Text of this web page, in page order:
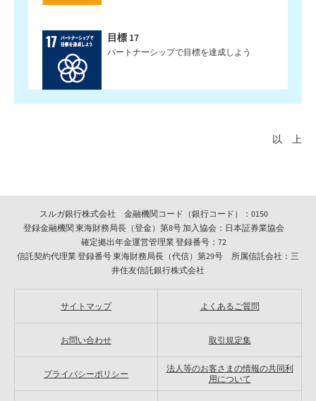
目標 17
パートナーシップで目標を達成しよう
以 上
スルガ銀行株式会社 金融機関コード（銀行コード）：0150
登録金融機関 東海財務局長（登金）第8号 加入協会：日本証券業協会
確定拠出年金運営管理業 登録番号：72
信託契約代理業 登録番号 東海財務局長（代信）第29号 所属信託会社：三
井住友信託銀行株式会社
サイトマップ よくあるご質問
お問い合わせ 取引規定集
プライバシーポリシー
法人等のお客さまの情報の共同利
用について